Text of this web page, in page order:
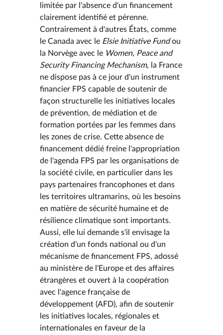
limitée par l'absence d'un financement
clairement identifié et pérenne.
Contrairement à d'autres États, comme
le Canada avec le Elsie Initiative Fundou
la Norvège avec le Women, Peace and
Security Financing Mechanism, la France
ne dispose pas à ce jour d'un instrument
financier FPS capable de soutenir de
façon structurelle les initiatives locales
de prévention, de médiation et de
formation portées par les femmes dans
les zones de crise. Cette absence de
financement dédié freine l'appropriation
de l'agenda FPS par les organisations de
la société civile, en particulier dans les
pays partenaires francophones et dans
les territoires ultramarins, où les besoins
en matière de sécurité humaine et de
résilience climatique sont importants.
Aussi, elle lui demande s'il envisage la
création d'un fonds national ou d'un
mécanisme de financement FPS, adossé
au ministère de l'Europe et des affaires
étrangères et ouvert à la coopération
avec l'agence française de
développement (AFD), afin de soutenir
les initiatives locales, régionales et
internationales en faveur de la